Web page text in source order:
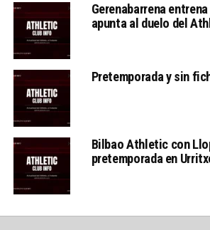
Gerenabarrena
apunta al duelo del
Pretemporada y sin
Bilbao Athletic con
pretemporada en